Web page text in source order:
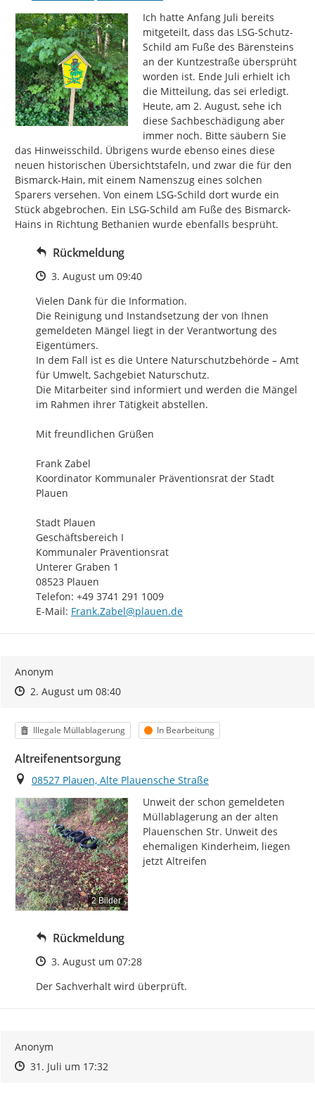
Ich hatte Anfang Juli bereits
mitgeteilt, dass das LSG-Schutz-
Schild am Fuße des Bärensteins
an der Kuntzestraße übersprüht
worden ist. Ende Juli erhielt ich
die Mitteilung, das sei erledigt.
Heute, am 2. August, sehe ich
diese Sachbeschädigung aber
immer noch. Bitte säubern Sie
das Hinweisschild. Übrigens wurde ebenso eines diese
neuen historischen Übersichtstafeln, und zwar die für den
Bismarck-Hain, mit einem Namenszug eines solchen
Sparers versehen. Von einem LSG-Schild dort wurde ein
Stück abgebrochen. Ein LSG-Schild am Fuße des Bismarck-
Hains in Richtung Bethanien wurde ebenfalls besprüht.
Rückmeldung
Zeitpunkt des Erstellens
3. August um 09:40
Vielen Dank für die Information.
Die Reinigung und Instandsetzung der von Ihnen
gemeldeten Mängel liegt in der Verantwortung des
Eigentümers.
In dem Fall ist es die Untere Naturschutzbehörde – Amt
für Umwelt, Sachgebiet Naturschutz.
Die Mitarbeiter sind informiert und werden die Mängel
im Rahmen ihrer Tätigkeit abstellen.
Mit freundlichen Grüßen
Frank Zabel
Koordinator Kommunaler Präventionsrat der Stadt
Plauen
Stadt Plauen
Geschäftsbereich I
Kommunaler Präventionsrat
Unterer Graben 1
08523 Plauen
Telefon: +49 3741 291 1009
E-Mail: Frank.Zabel@plauen.de
Anonym
Zeitpunkt des Erstellens
Zeitpunkt des Erstellens
2. August um 08:40Zur Äußerung
Kategorie
Illegale Müllablagerung Status
In Bearbeitung
Altreifenentsorgung
Ort
08527 Plauen, Alte Plauensche Straße
2 Bilder
Unweit der schon gemeldeten
Müllablagerung an der alten
Plauenschen Str. Unweit des
ehemaligen Kinderheim, liegen
jetzt Altreifen
Rückmeldung
Zeitpunkt des Erstellens
3. August um 07:28
Der Sachverhalt wird überprüft.
Anonym
Zeitpunkt des Erstellens
Zeitpunkt des Erstellens
31. Juli um 17:32Zur Äußerung